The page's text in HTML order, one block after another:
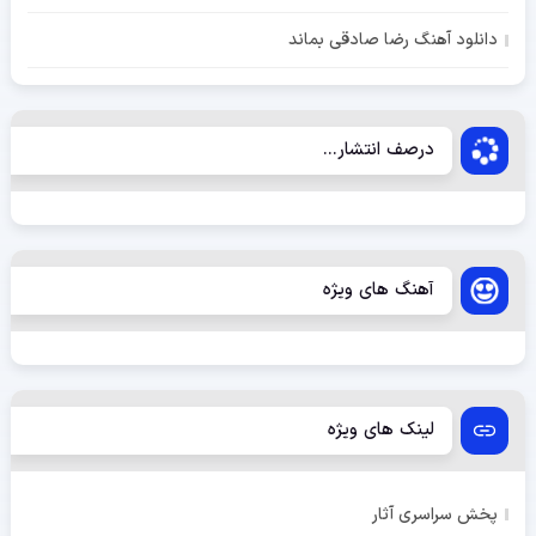
دانلود آهنگ رضا صادقی بماند
درصف انتشار...
آهنگ های ویژه
لینک های ویژه
پخش سراسری آثار